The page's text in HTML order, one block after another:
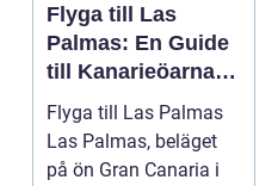
Flyga till Las
Palmas: En Guide
till Kanarieöarnas
Pärla
Flyga till Las Palmas
Las Palmas, beläget
på ön Gran Canaria i